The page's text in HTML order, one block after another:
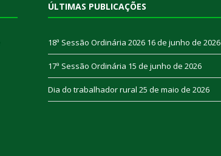
ÚLTIMAS PUBLICAÇÕES
18ª Sessão Ordinária 2026 16 de junho de 2026
17ª Sessão Ordinária 15 de junho de 2026
Dia do trabalhador rural 25 de maio de 2026